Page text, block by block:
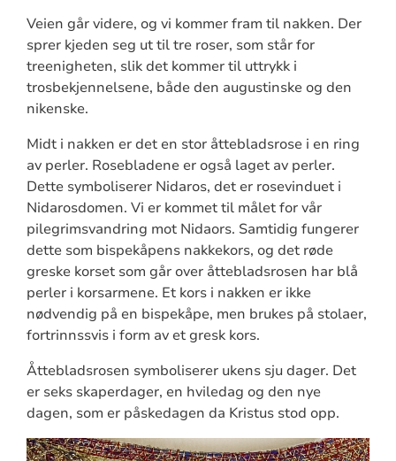
Veien går videre, og vi kommer fram til nakken. Der
sprer kjeden seg ut til tre roser, som står for
treenigheten, slik det kommer til uttrykk i
trosbekjennelsene, både den augustinske og den
nikenske.
Midt i nakken er det en stor åttebladsrose i en ring
av perler. Rosebladene er også laget av perler.
Dette symboliserer Nidaros, det er rosevinduet i
Nidarosdomen. Vi er kommet til målet for vår
pilegrimsvandring mot Nidaors. Samtidig fungerer
dette som bispekåpens nakkekors, og det røde
greske korset som går over åttebladsrosen har blå
perler i korsarmene. Et kors i nakken er ikke
nødvendig på en bispekåpe, men brukes på stolaer,
fortrinnssvis i form av et gresk kors.
Åttebladsrosen symboliserer ukens sju dager. Det
er seks skaperdager, en hviledag og den nye
dagen, som er påskedagen da Kristus stod opp.